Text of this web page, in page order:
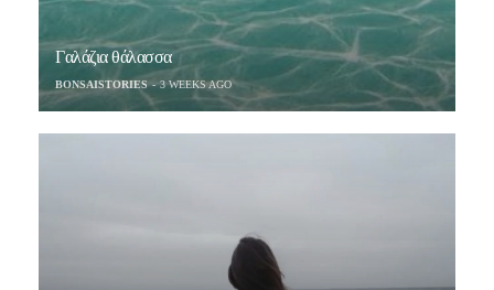
Γαλάζια θάλασσα
BONSAISTORIES 3 WEEKS AGO